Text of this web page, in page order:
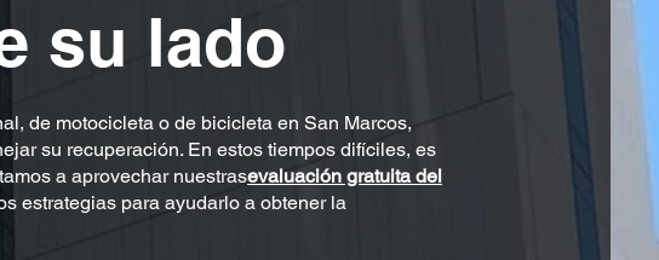
su lado
de motocicleta o de bicicleta en San Marcos,
su recuperación. En estos tiempos difíciles, es
a aprovechar nuestrasevaluación gratuita del
estrategias para ayudarlo a obtener la